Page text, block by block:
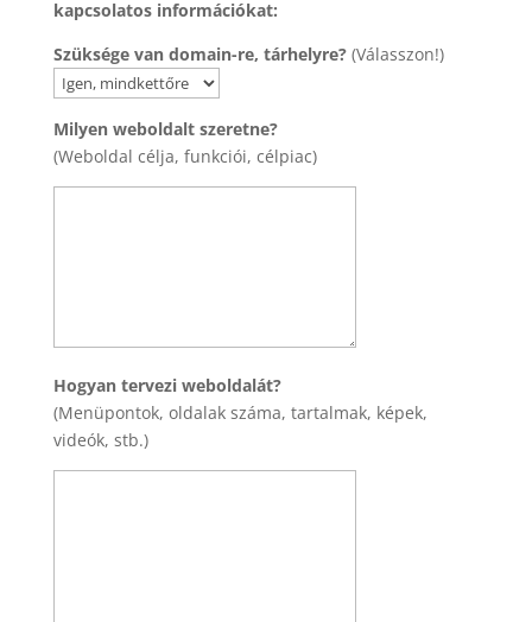
kapcsolatos információkat:
Szüksége van domain-re, tárhelyre?(Válasszon!)
Milyen weboldalt szeretne?
(Weboldal célja, funkciói, célpiac)
Hogyan tervezi weboldalát?
(Menüpontok, oldalak száma, tartalmak, képek,
videók, stb.)